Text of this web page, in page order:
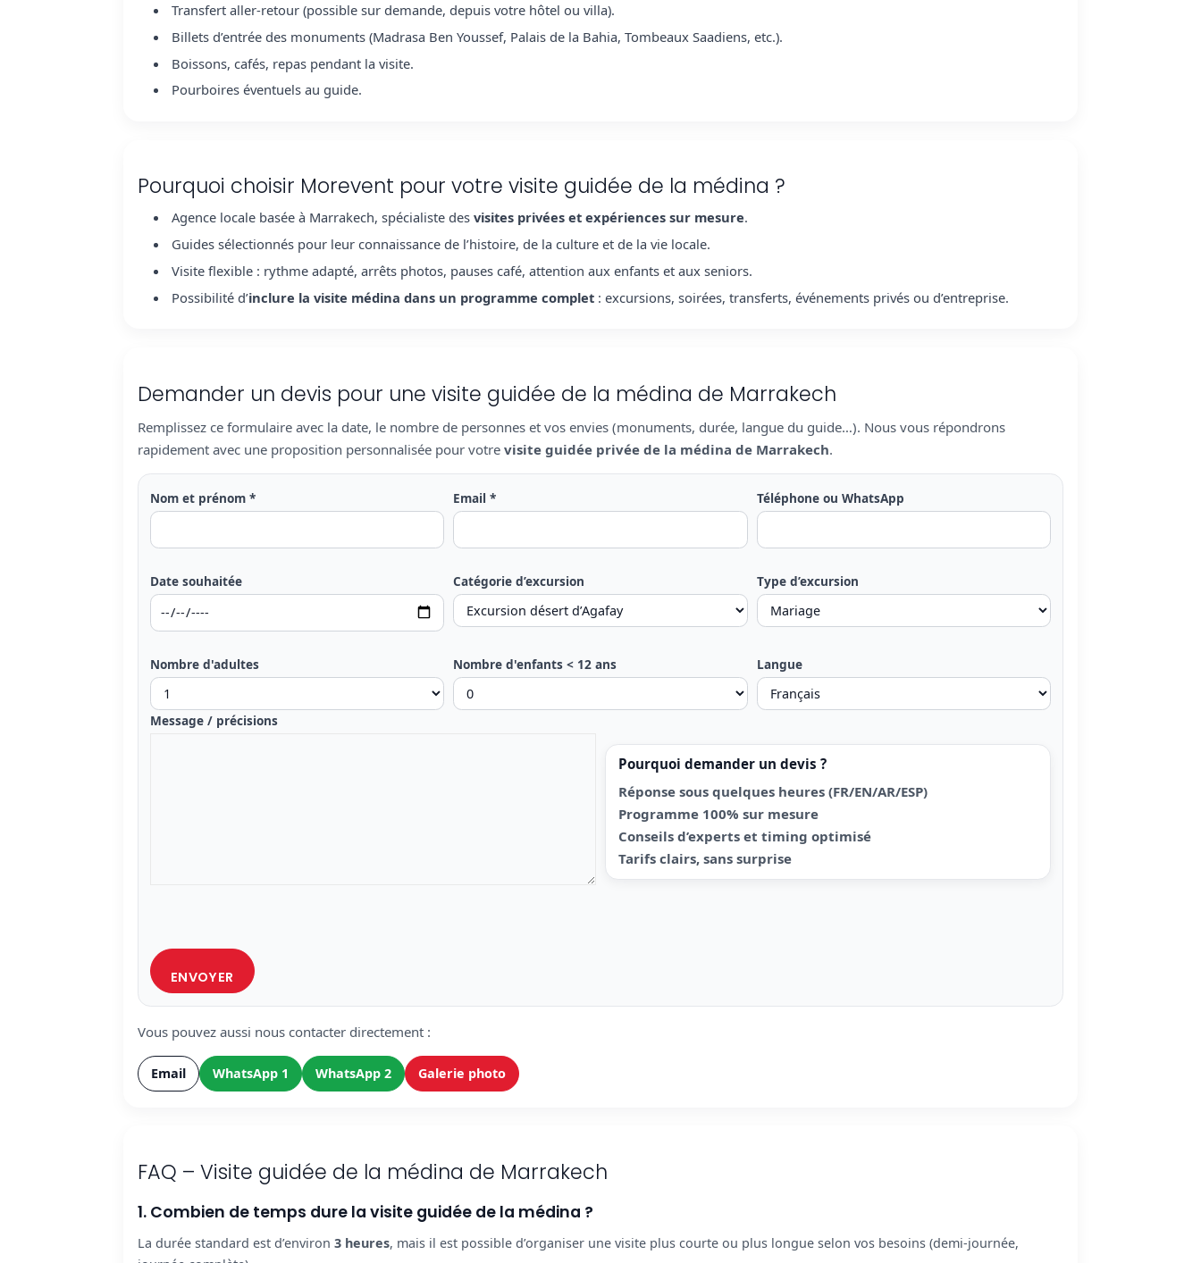
Transfert aller-retour (possible sur demande, depuis votre hôtel ou villa).
Billets d’entrée des monuments (Madrasa Ben Youssef, Palais de la Bahia, Tombeaux Saadiens, etc.).
Boissons, cafés, repas pendant la visite.
Pourboires éventuels au guide.
Pourquoi choisir Morevent pour votre visite guidée de la médina ?
Agence locale basée à Marrakech, spécialiste desvisites privées et expériences sur mesure.
Guides sélectionnés pour leur connaissance de l’histoire, de la culture et de la vie locale.
Visite flexible : rythme adapté, arrêts photos, pauses café, attention aux enfants et aux seniors.
Possibilité d’inclure la visite médina dans un programme complet : excursions, soirées, transferts, événements privés ou d’entreprise.
Demander un devis pour une visite guidée de la médina de Marrakech
Remplissez ce formulaire avec la date, le nombre de personnes et vos envies (monuments, durée, langue du guide…). Nous vous répondrons
rapidement avec une proposition personnalisée pour votre visite guidée privée de la médina de Marrakech.
Nom et prénom * Email * Téléphone ou WhatsApp
Date souhaitée Catégorie d’excursion Type d’excursion
Nombre d'adultes Nombre d'enfants < 12 ans Langue
Message / précisions
Pourquoi demander un devis ?
Réponse sous quelques heures (FR/EN/AR/ESP)
Programme 100% sur mesure
Conseils d’experts et timing optimisé
Tarifs clairs, sans surprise
Vous pouvez aussi nous contacter directement :
Email WhatsApp 1 WhatsApp 2 Galerie photo
FAQ – Visite guidée de la médina de Marrakech
1. Combien de temps dure la visite guidée de la médina ?
La durée standard est d’environ 3 heures, mais il est possible d’organiser une visite plus courte ou plus longue selon vos besoins (demi-journée,